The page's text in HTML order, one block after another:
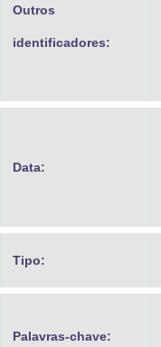
Outros
identificadores:
Data:
Tipo:
Palavras-chave: